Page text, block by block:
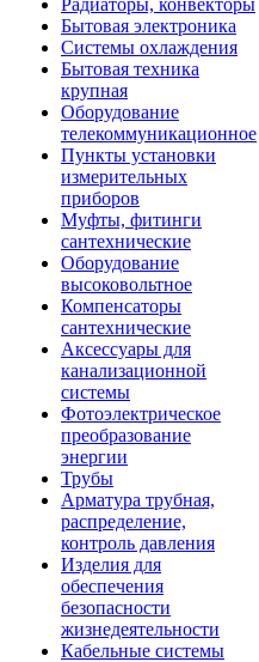
Радиаторы, конвекторы
Бытовая электроника
Системы охлаждения
Бытовая техника
крупная
Оборудование
телекоммуникационное
Пункты установки
измерительных
приборов
Муфты, фитинги
сантехнические
Оборудование
высоковольтное
Компенсаторы
сантехнические
Аксессуары для
канализационной
системы
Фотоэлектрическое
преобразование
энергии
Трубы
Арматура трубная,
распределение,
контроль давления
Изделия для
обеспечения
безопасности
жизнедеятельности
Кабельные системы